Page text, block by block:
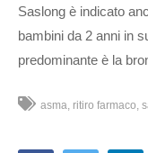
Saslong è indicato
bambini da 2 anni in
predominante è la
asma ritiro farmaco